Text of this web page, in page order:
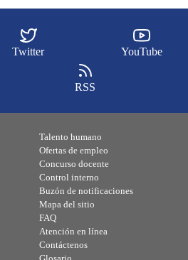
Twitter YouTube
RSS
Talento humano
Ofertas de empleo
Concurso docente
Control interno
Buzón de notificaciones
Mapa del sitio
FAQ
Atención en línea
Contáctenos